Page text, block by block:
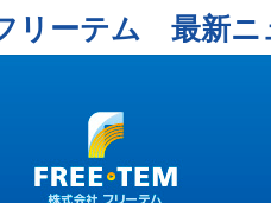
リーテム 最新ニ